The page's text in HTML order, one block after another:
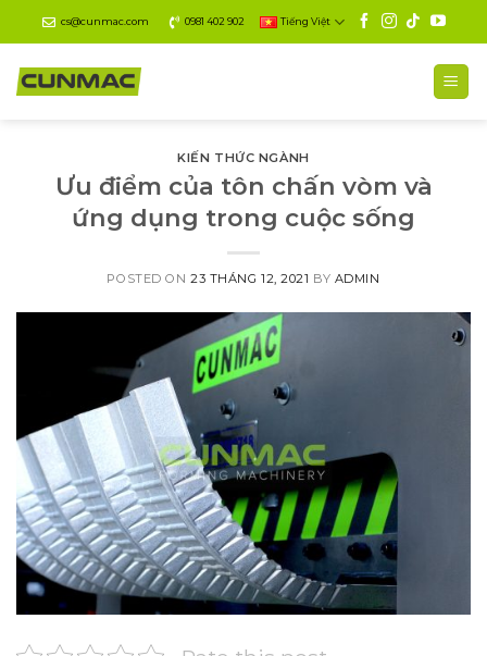
to
content
cs@cunmac.com 0981 402 902 Tiếng Việt
KIẾN THỨC NGÀNH
Ưu điểm của tôn chấn vòm và
ứng dụng trong cuộc sống
POSTED ON 23 THÁNG 12, 2021 BY ADMIN